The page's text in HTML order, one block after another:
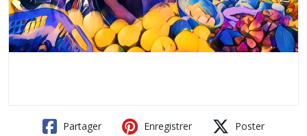
Partager Enregistrer Poster